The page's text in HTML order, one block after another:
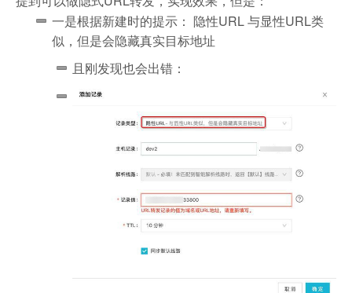
一是根据新建时的提示： 隐性URL 与显性URL类
似，但是会隐藏真实目标地址
且刚发现也会出错：